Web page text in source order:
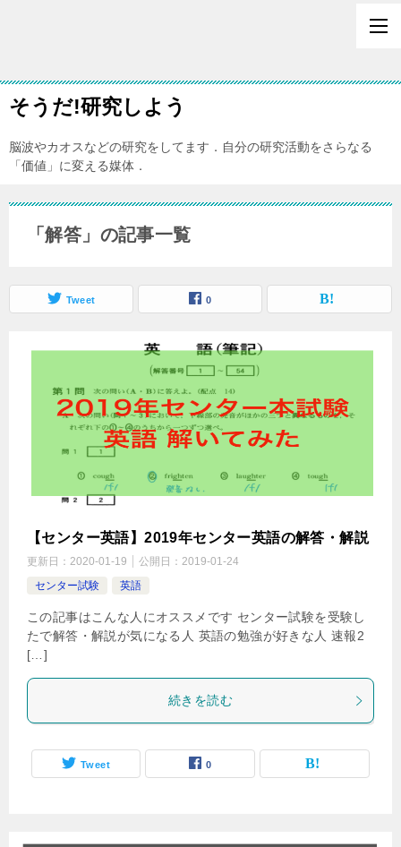
そうだ!研究しよう
脳波やカオスなどの研究をしてます．自分の研究活動をさらなる
「価値」に変える媒体．
「解答」の記事一覧
Tweet 0
【センター英語】2019年センター英語の解答・解説
更新日： 2020-01-19 公開日： 2019-01-24
センター試験
英語
この記事はこんな人にオススメです センター試験を受験し
たで解答・解説が気になる人 英語の勉強が好きな人 速報2
[…]
続きを読む
Tweet 0